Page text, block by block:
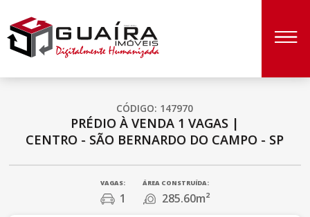
CÓDIGO: 147970
PRÉDIO À VENDA 1 VAGAS |
CENTRO - SÃO BERNARDO DO CAMPO - SP
VAGAS:
1
ÁREA CONSTRUÍDA:
285.60m²